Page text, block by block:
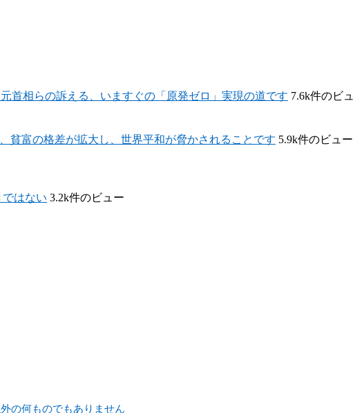
相らの訴える、いますぐの「原発ゼロ」実現の道です 7.6k件のビュ
貧富の格差が拡大し、世界平和が脅かされることです 5.9k件のビュー
はない 3.2k件のビュー
の何ものでもありません